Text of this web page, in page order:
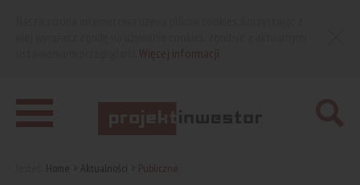
Home Aktualności Publiczne